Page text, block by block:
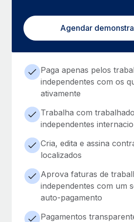
Agendar
Paga apenas pelos
independentes com os
ativamente
Trabalha com
independentes
Cria, edita e assina
localizados
Aprova faturas de
independentes com um
auto-pagamento
Pagamentos